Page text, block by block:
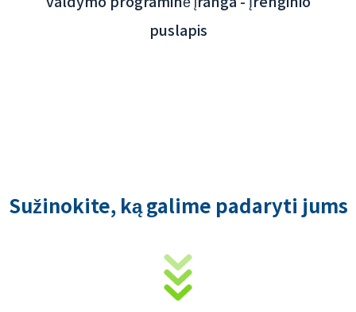
Sužinokite, ką galime padaryti jums